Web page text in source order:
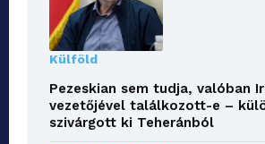
Külföld
Pezeskian sem tudja, valóban
vezetőjével találkozott-e –
szivárgott ki Teheránból